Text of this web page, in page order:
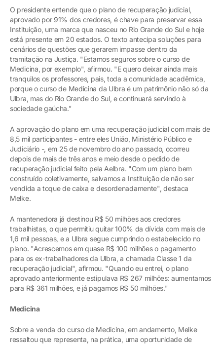
O presidente entende que o plano de recuperação judicial,
aprovado por 91% dos credores, é chave para preservar essa
Instituição, uma marca que nasceu no Rio Grande do Sul e hoje
está presente em 20 estados. O texto antecipa soluções para
cenários de questões que gerarem impasse dentro da
tramitação na Justiça. "Estamos seguros sobre o curso de
Medicina, por exemplo", afirmou. "E quero deixar ainda mais
tranquilos os professores, pais, toda a comunidade acadêmica,
porque o curso de Medicina da Ulbra é um patrimônio não só da
Ulbra, mas do Rio Grande do Sul, e continuará servindo à
sociedade gaúcha."
A aprovação do plano em uma recuperação judicial com mais de
8,5 mil participantes - entre eles União, Ministério Público e
Judiciário -, em 25 de novembro do ano passado, ocorreu
depois de mais de três anos e meio desde o pedido de
recuperação judicial feito pela Aelbra. "Com um plano bem
construído coletivamente, salvamos a Instituição de não ser
vendida a toque de caixa e desordenadamente", destaca
Melke.
A mantenedora já destinou R$ 50 milhões aos credores
trabalhistas, o que permitiu quitar 100% da dívida com mais de
1,6 mil pessoas, e a Ulbra segue cumprindo o estabelecido no
plano. "Acrescemos em quase R$ 100 milhões o pagamento
para os ex-trabalhadores da Ulbra, a chamada Classe 1 da
recuperação judicial", afirmou. "Quando eu entrei, o plano
aprovado anteriormente estipulava R$ 267 milhões: aumentamos
para R$ 361 milhões, e já pagamos R$ 50 milhões."
Medicina
Sobre a venda do curso de Medicina, em andamento, Melke
ressaltou que representa, na prática, uma oportunidade de